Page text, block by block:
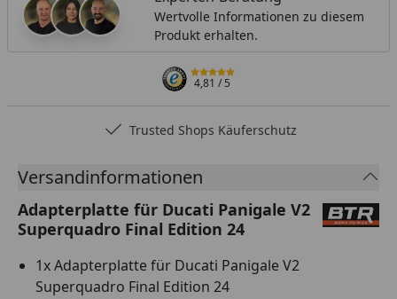
Wertvolle Informationen zu diesem
Produkt erhalten.
4,81/ 5
Trusted Shops Käuferschutz
Versandinformationen
Adapterplatte für Ducati Panigale V2
Superquadro Final Edition 24
1x Adapterplatte für Ducati Panigale V2
Superquadro Final Edition 24